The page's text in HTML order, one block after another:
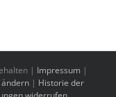
| Impressum |
| Historie der